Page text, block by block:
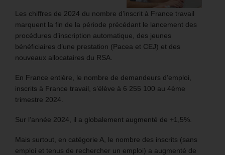
Les chiffres de 2024 du nombre d’inscrit à France travail
marquent la fin de la période précédant le lancement des
procédures d’inscription automatique, des jeunes
bénéficiaires d’une prestation (Pacea et CEJ) et des
nouveaux allocataires du RSA.
En France entière, le nombre de demandeurs d’emploi,
inscrits à France travail, s’élève à 6 255 100 au 4ème
trimestre 2024.
Sur l’année 2024, il a globalement augmenté de +1,5%.
Mais surtout, en catégorie A, le nombre des inscrits (sans
emploi et tenus de rechercher un emploi) a augmenté de